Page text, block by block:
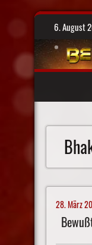
Skip
6. August
28. März